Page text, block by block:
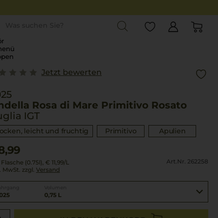
Jetzt bewerten
Rosa di Mare Primitivo Rosato
IGT
leicht und fruchtig Primitivo Apulien
(0.75l), € 11,99/L
MwSt. zzgl. Versand
Art.Nr. 262258
0,75 L